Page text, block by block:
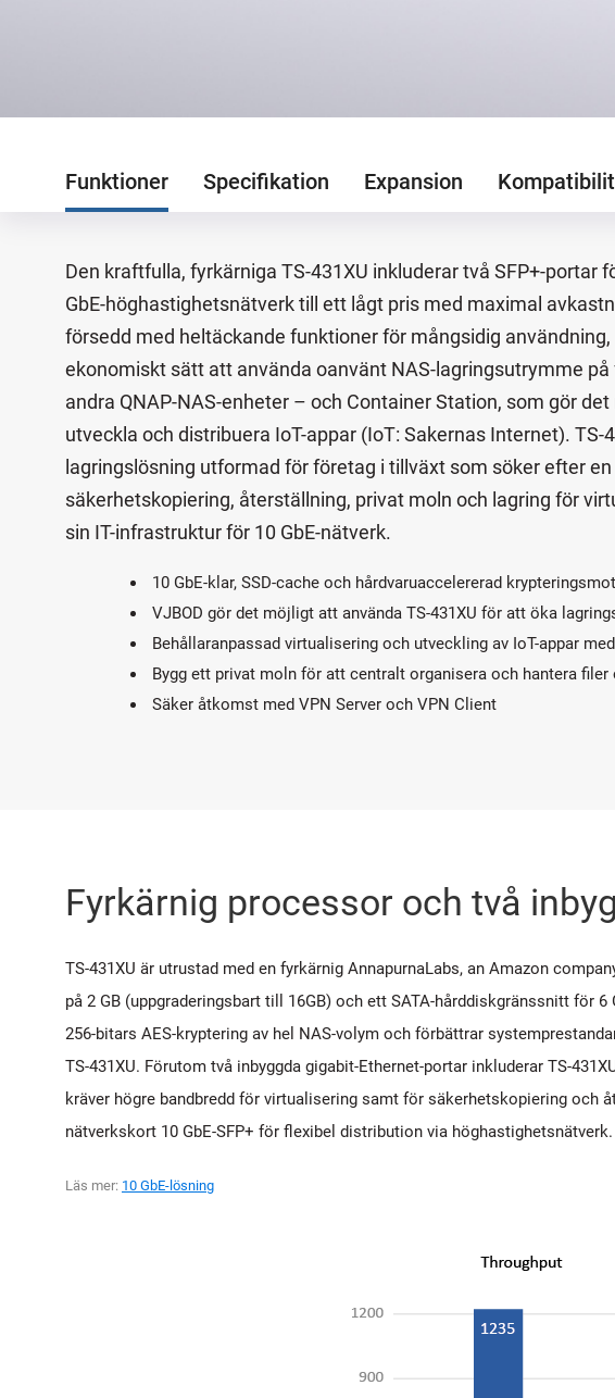
Funktioner Specifikation Expansion
Den kraftfulla, fyrkärniga TS-431XU inkluderar två SFP+-portar
GbE-höghastighetsnätverk till ett lågt pris med maximal
försedd med heltäckande funktioner för mångsidig
ekonomiskt sätt att använda oanvänt NAS-lagringsutrymme
andra QNAP-NAS-enheter – och Container Station, som gör
utveckla och distribuera IoT-appar (IoT: Sakernas Internet).
lagringslösning utformad för företag i tillväxt som söker efter
säkerhetskopiering, återställning, privat moln och lagring för
sin IT-infrastruktur för 10 GbE-nätverk.
10 GbE-klar, SSD-cache och hårdvaruaccelererad
VJBOD gör det möjligt att använda TS-431XU för att öka
Behållaranpassad virtualisering och utveckling av IoT-appar
Bygg ett privat moln för att centralt organisera och hantera
Säker åtkomst med VPN Server och VPN Client
Fyrkärnig processor och två
TS-431XU är utrustad med en fyrkärnig AnnapurnaLabs, an Amazon
på 2 GB (uppgraderingsbart till 16GB) och ett SATA-hårddiskgränssnitt
256-bitars AES-kryptering av hel NAS-volym och förbättrar
TS-431XU. Förutom två inbyggda gigabit-Ethernet-portar inkluderar TS-
kräver högre bandbredd för virtualisering samt för säkerhetskopiering och
nätverkskort 10 GbE-SFP+ för flexibel distribution via höghastighetsnätverk.
Läs mer: 10 GbE-lösning